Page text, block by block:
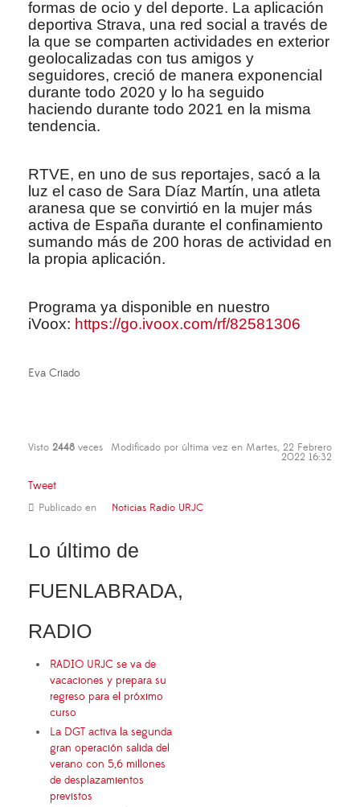
formas de ocio y del deporte. La aplicación
deportiva Strava, una red social a través de
la que se comparten actividades en exterior
geolocalizadas con tus amigos y
seguidores, creció de manera exponencial
durante todo 2020 y lo ha seguido
haciendo durante todo 2021 en la misma
tendencia.
RTVE, en uno de sus reportajes, sacó a la
luz el caso de Sara Díaz Martín, una atleta
aranesa que se convirtió en la mujer más
activa de España durante el confinamiento
sumando más de 200 horas de actividad en
la propia aplicación.
Programa ya disponible en nuestro
iVoox: https://go.ivoox.com/rf/82581306
Eva Criado
Visto 2448 veces Modificado por última vez en Martes, 22 Febrero
2022 16:32
Tweet
Publicado en Noticias Radio URJC
Lo último de
FUENLABRADA,
RADIO
RADIO URJC se va de
vacaciones y prepara su
regreso para el próximo
curso
La DGT activa la segunda
gran operación salida del
verano con 5,6 millones
de desplazamientos
previstos